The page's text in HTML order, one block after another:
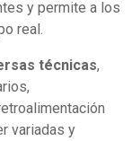
y permite a los
real.
técnicas,
variadas y